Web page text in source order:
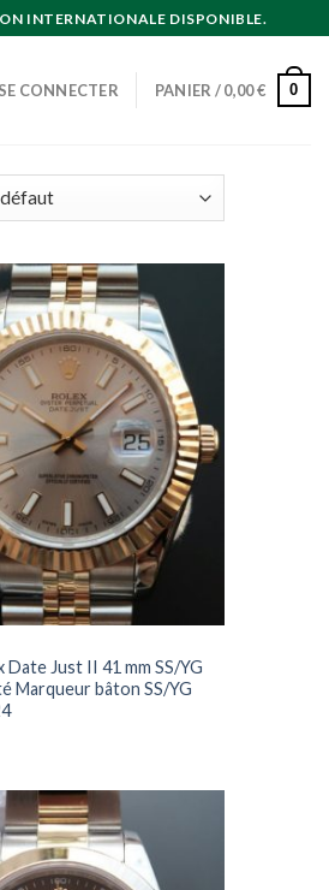
INTERNATIONALE DISPONIBLE.
SE CONNECTER PANIER /0,00€ 0
Date Just II 41 mm SS/YG
Marqueur bâton SS/YG